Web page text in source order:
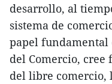
desarrollo, al
sistema de
papel fundamental
del Comercio,
del libre comercio,